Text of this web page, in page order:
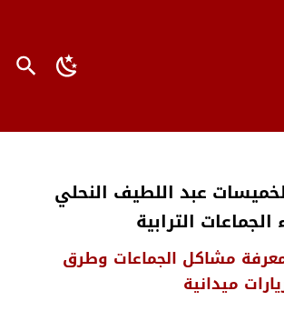
عبد اللطيف النحلي
الترابية
مشاكل الجماعات وطرق
ميدانية